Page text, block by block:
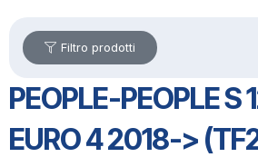
Filtro prodotti
PEOPLE-PEOPLE S
EURO 4 2018->